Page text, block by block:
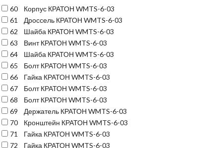
60
Корпус КРАТОН WMTS-6-03
61
Дроссель КРАТОН WMTS-6-03
62
Шайба КРАТОН WMTS-6-03
63
Винт КРАТОН WMTS-6-03
64
Шайба КРАТОН WMTS-6-03
65
Болт КРАТОН WMTS-6-03
66
Гайка КРАТОН WMTS-6-03
67
Болт КРАТОН WMTS-6-03
68
Болт КРАТОН WMTS-6-03
69
Держатель КРАТОН WMTS-6-03
70
Кронштейн КРАТОН WMTS-6-03
71
Гайка КРАТОН WMTS-6-03
72
Гайка КРАТОН WMTS-6-03